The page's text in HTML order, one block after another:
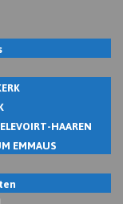
HAAREN
EMMAUS